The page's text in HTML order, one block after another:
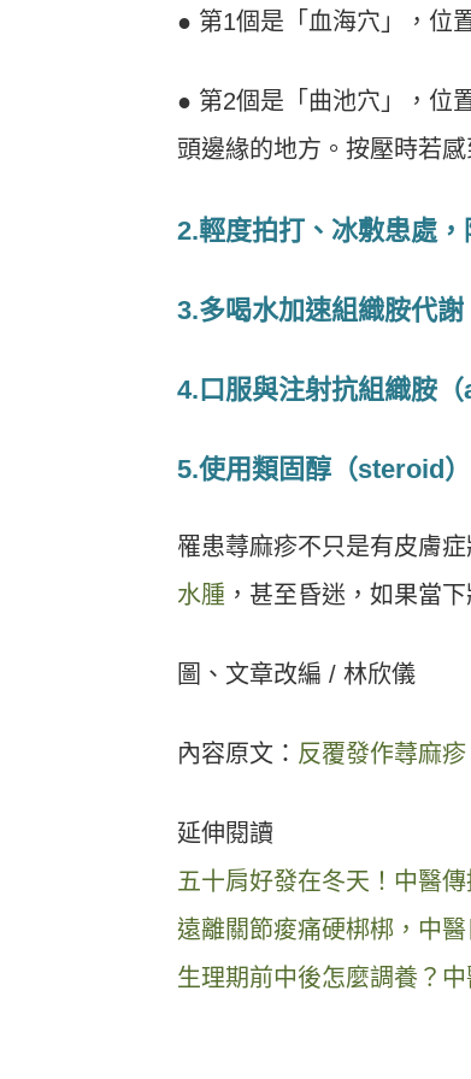
● 第1個是「血海穴」，位
● 第2個是「曲池穴」，位
頭邊緣的地方。按壓時若
2.輕度拍打、冰敷患處
3.多喝水加速組織胺代謝
4.口服與注射抗組織胺（
5.使用類固醇（steroid）
罹患蕁麻疹不只是有皮膚
水腫 ，甚至昏迷，如果當
圖、文章改編 / 林欣儀
內容原文： 反覆發作蕁麻
延伸閱讀
五十肩好發在冬天！中醫
遠離關節痠痛硬梆梆，中
生理期前中後怎麼調養？中